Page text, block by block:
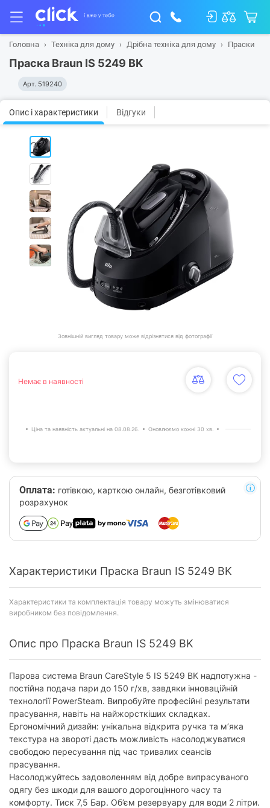
Головна Техніка для дому Дрібна техніка для дому Праски
Праска Braun IS 5249 BK
Арт. 519240
Опис і характеристики Відгуки
Зовнішній вигляд товару може відрізнятися від фотографії
Немає в наявності
Ціна та наявність актуальні на 08.08.26. Оновлюємо кожні 30 хв.
Оплата: готівкою, карткою онлайн, безготівковий
розрахунок
Характеристики Праска Braun IS 5249 BK
Характеристики та комплектація товару можуть змінюватися
виробником без повідомлення.
Опис про Праска Braun IS 5249 BK
Парова система Braun CareStyle 5 IS 5249 BK надпотужна -
постійна подача пари до 150 г/хв, завдяки інноваційній
технології PowerSteam. Випробуйте професійні результати
прасування, навіть на найжорсткіших складках.
Ергономічний дизайн: унікальна відкрита ручка та м’яка
текстура на звороті дасть можливість насолоджуватися
свободою пересування під час тривалих сеансів
прасування.
Насолоджуйтесь задоволенням від добре випрасуваного
одягу без шкоди для вашого дорогоцінного часу та
комфорту. Тиск 7,5 Бар. Об’єм резервуару для води 2 літри.